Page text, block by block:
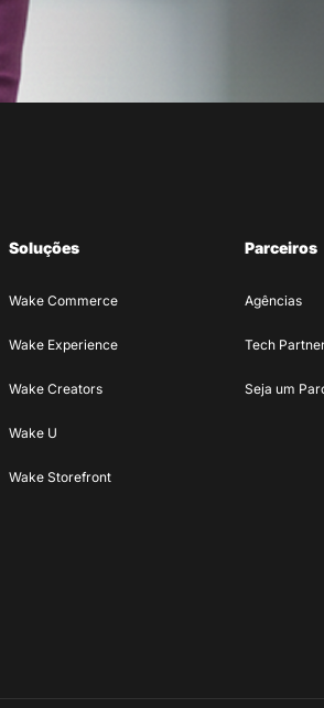
Soluções
Wake Commerce
Wake Experience
Wake Creators
Wake U
Wake Storefront
Parceiros
Agências
Tech
Seja um